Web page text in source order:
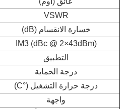
VSWR
خسارة الانقسام (dB)
IM3 (dBc @ 2×43dBm)
التطبيق
درجة الحماية
درجة حرارة التشغيل (°C)
واجهة